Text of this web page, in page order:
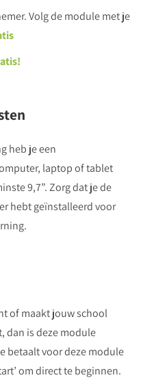
Volg de module met je
heb je een
laptop of tablet
9,7”. Zorg dat je de
hebt geïnstalleerd voor
of maakt jouw school
dan is deze module
betaalt voor deze module
om direct te beginnen.